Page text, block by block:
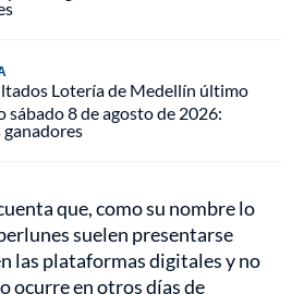
Lotería de Medellín último
sábado 8 de agosto de 2026:
que, como su nombre lo
suelen presentarse
las plataformas digitales y no
ocurre en otros días de